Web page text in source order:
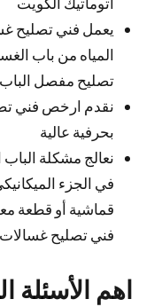
يعمل فني تصليح
المياه من باب
تصليح مفصل
نقدم ارخص فني
بحرفية عالية
نعالج مشكلة الباب
في الجزء
قماشية أو قطعة
فني تصليح غسالات
اهم الأسئلة